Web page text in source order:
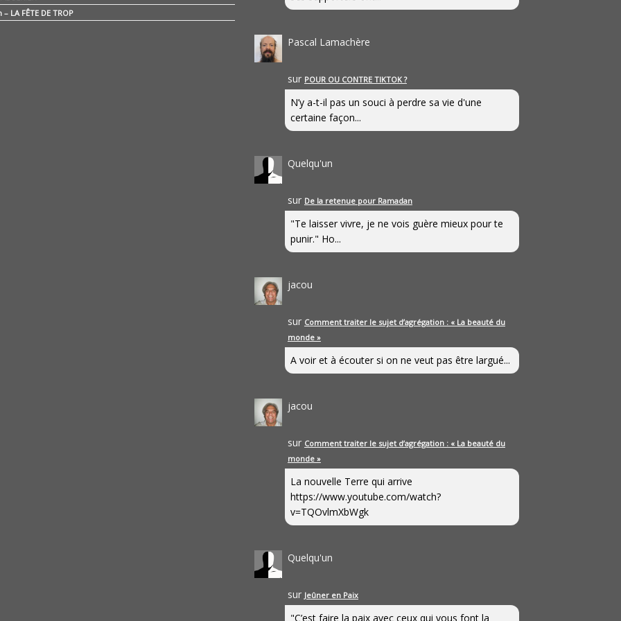
LA FÊTE DE TROP
Pascal Lamachère
sur POUR OU CONTRE TIKTOK ?
N’y a-t-il pas un souci à perdre sa vie d'une
certaine façon...
Quelqu'un
sur De la retenue pour Ramadan
"Te laisser vivre, je ne vois guère mieux pour te
punir." Ho...
jacou
sur Comment traiter le sujet d’agrégation : « La beauté du
monde »
A voir et à écouter si on ne veut pas être largué...
jacou
sur Comment traiter le sujet d’agrégation : « La beauté du
monde »
La nouvelle Terre qui arrive
https://www.youtube.com/watch?
v=TQOvlmXbWgk
Quelqu'un
sur Jeûner en Paix
"C’est faire la paix avec ceux qui vous font la